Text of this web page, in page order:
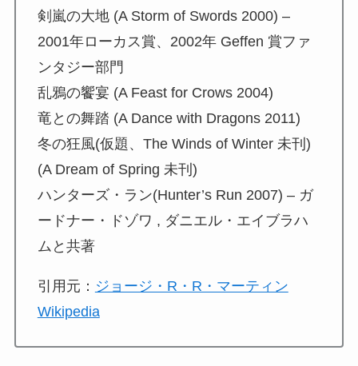
剣嵐の大地 (A Storm of Swords 2000) –
2001年ローカス賞、2002年 Geffen 賞ファ
ンタジー部門
乱鴉の饗宴 (A Feast for Crows 2004)
竜との舞踏 (A Dance with Dragons 2011)
冬の狂風(仮題、The Winds of Winter 未刊)
(A Dream of Spring 未刊)
ハンターズ・ラン(Hunter’s Run 2007) – ガ
ードナー・ドゾワ , ダニエル・エイブラハ
ムと共著
引用元： ジョージ・R・R・マーティン
Wikipedia